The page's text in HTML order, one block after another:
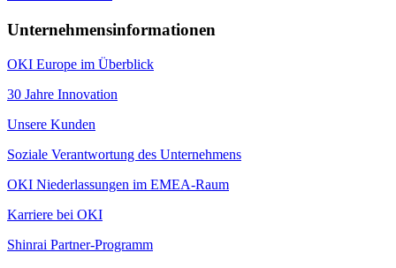
Unternehmensinformationen
OKI Europe im Überblick
30 Jahre Innovation
Unsere Kunden
Soziale Verantwortung des Unternehmens
OKI Niederlassungen im EMEA-Raum
Karriere bei OKI
Shinrai Partner-Programm